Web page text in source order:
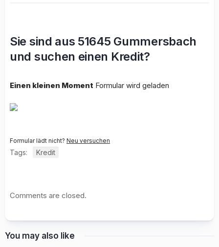
Sie sind aus 51645 Gummersbach
und suchen einen Kredit?
Einen kleinen Moment Formular wird geladen
Formular lädt nicht? Neu versuchen
Tags: Kredit
Comments are closed.
You may also like